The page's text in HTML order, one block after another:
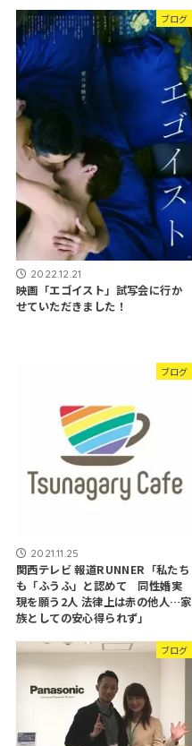
ブログ
2022.12.21
映画「エゴイスト」試写会に行か
せていただきました！
ブログ
2021.11.25
関西テレビ 報道RUNNER「私たち
も「ふうふ」と認めて 同性婚実
現を願う2人 法律上は赤の他人…家
族としての安心得られず」
ブログ